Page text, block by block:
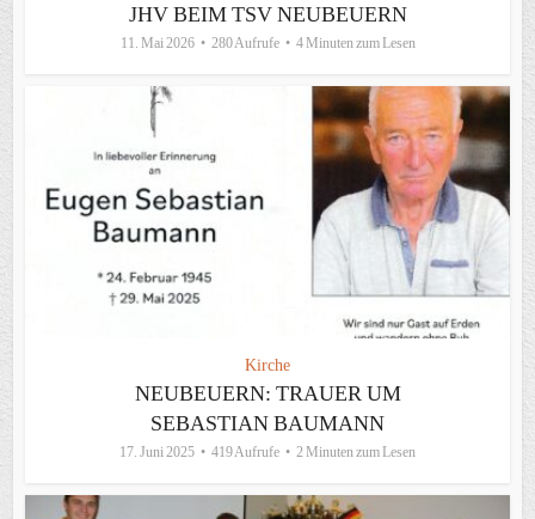
JHV BEIM TSV NEUBEUERN
11. Mai 2026 280 Aufrufe 4 Minuten zum Lesen
Kirche
NEUBEUERN: TRAUER UM
SEBASTIAN BAUMANN
17. Juni 2025 419 Aufrufe 2 Minuten zum Lesen